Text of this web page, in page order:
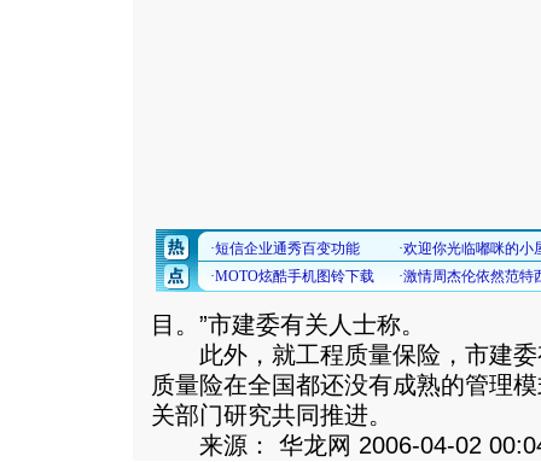
目。”市建委有关人士称。
此外，就工程质量保险，市建委
质量险在全国都还没有成熟的管理
关部门研究共同推进。
来源： 华龙网 2006-04-02